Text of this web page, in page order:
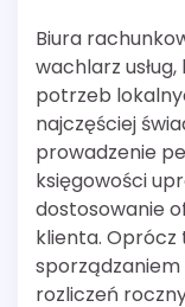
Biura
wachlarz
potrzeb
najczęściej
prowadzenie
księgowości
dostosowanie
klienta. Oprócz
rozliczeń